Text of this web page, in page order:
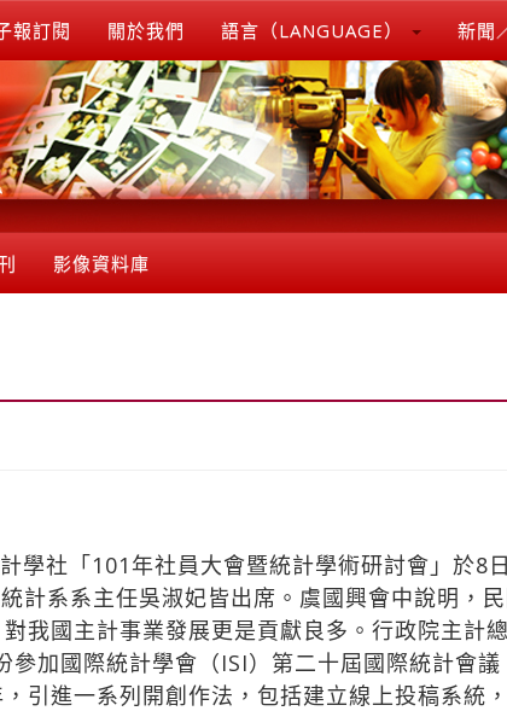
報訂閱 關於我們 語言（LANGUAGE） 新聞
影像資料庫
學社「101年社員大會暨統計學術研討會」於8
計系系主任吳淑妃皆出席。虞國興會中說明，
我國主計事業發展更是貢獻良多。行政院主計
加國際統計學會（ISI）第二十屆國際統計會議
引進一系列開創作法，包括建立線上投稿系統